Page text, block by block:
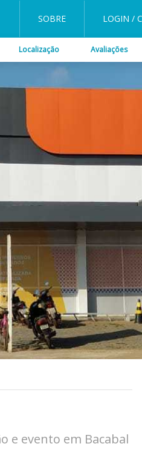
SOBRE LOGIN /
Localização Avaliações
e evento em Bacabal